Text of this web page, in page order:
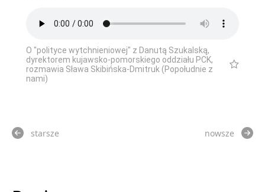
O "polityce wytchnieniowej" z Danutą Szukalską,
dyrektorem kujawsko-pomorskiego oddziału PCK,
rozmawia Sława Skibińska-Dmitruk (Popołudnie z
nami)
starsze nowsze